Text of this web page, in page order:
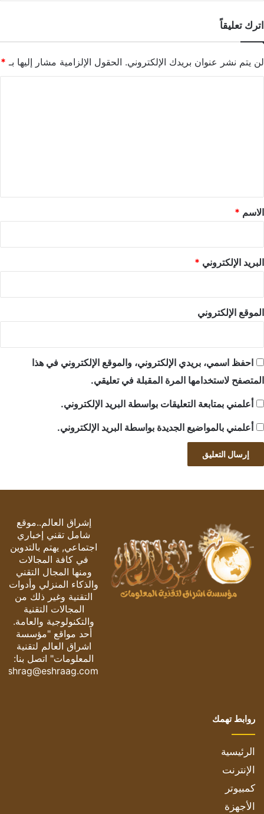
اترك تعليقاً
لن يتم نشر عنوان بريدك الإلكتروني. الحقول الإلزامية مشار إليها بـ *
*
الاسم *
البريد الإلكتروني *
الموقع الإلكتروني
احفظ اسمي، بريدي الإلكتروني، والموقع الإلكتروني في هذا
المتصفح لاستخدامها المرة المقبلة في تعليقي.
أعلمني بمتابعة التعليقات بواسطة البريد الإلكتروني.
أعلمني بالمواضيع الجديدة بواسطة البريد الإلكتروني.
إشراق العالم..موقع
شامل تقني إخباري
اجتماعي, يهتم بالتدوين
في كافة المجالات
ومنها المجال التقني
والذكاء المنزلي وأدوات
التقنية وغير ذلك من
المجالات التقنية
والتكنولوجية والعامة.
أحد مواقع "مؤسسة
اشراق العالم لتقنية
المعلومات" اتصل بنا:
eshrag@eshraag.com
روابط تهمك
الرئيسية
الإنترنت
كمبيوتر
الأجهزة